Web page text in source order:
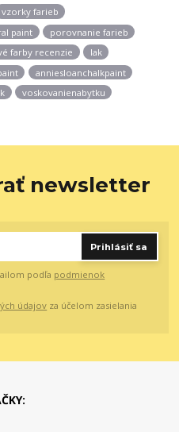
vzorky farieb
paint
porovnanie farieb
farby recenzie
lak
anniesloanchalkpaint
voskovanienabytku
newsletter
Prihlásiť sa
podľa podmienok
údajov za účelom zasielania